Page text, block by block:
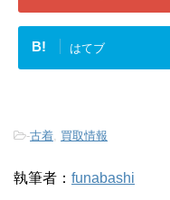
B! はてブ
-古着, 買取情報
執筆者： funabashi